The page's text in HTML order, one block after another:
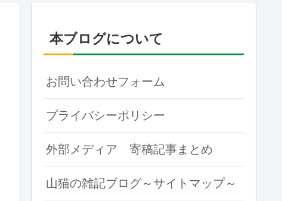
本ブログについて
お問い合わせフォーム
プライバシーポリシー
外部メディア 寄稿記事まとめ
山猫の雑記ブログ～サイトマップ～